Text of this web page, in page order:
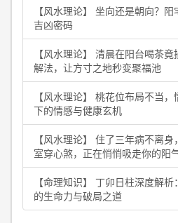
【风水理论】 坐向还是朝向？
吉凶密码
【风水理论】 清晨在阳台喝茶
解法，让方寸之地秒变聚福池
【风水理论】 桃花位布局不当
下的情感与健康玄机
【风水理论】 住了三年病不离
室穿心煞，正在悄悄吸走你的阳
【命理知识】 丁卯日柱深度解
的生命力与破局之道